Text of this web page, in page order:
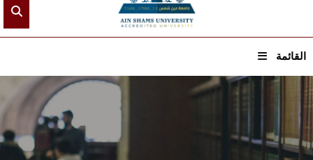
القائمة
الرئيسيـة
عن الجامعة